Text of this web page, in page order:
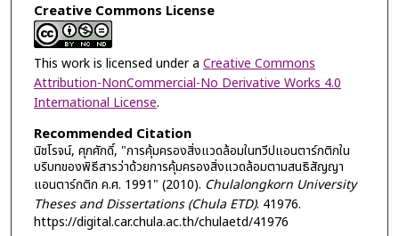
Creative Commons License
This work is licensed under a Creative Commons
Attribution-NonCommercial-No Derivative Works 4.0
International License.
Recommended Citation
นิชโรจน์, ศุภศักดิ์, "การคุ้มครองสิ่งแวดล้อมในทวีปแอนตาร์กติกใน
บริบทของพิธีสารว่าด้วยการคุ้มครองสิ่งแวดล้อมตามสนธิสัญญา
แอนตาร์กติก ค.ศ. 1991" (2010). Chulalongkorn University
Theses and Dissertations (Chula ETD). 41976.
https://digital.car.chula.ac.th/chulaetd/41976